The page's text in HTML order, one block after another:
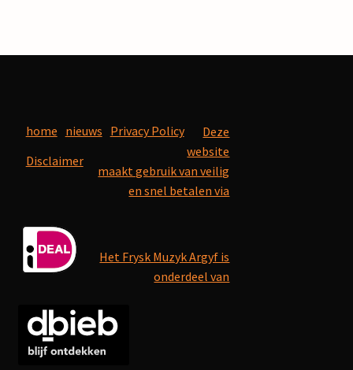
home nieuws Privacy Policy
Disclaimer
Deze
website
maakt gebruik van veilig
en snel betalen via
Het Frysk Muzyk Argyf is
onderdeel van